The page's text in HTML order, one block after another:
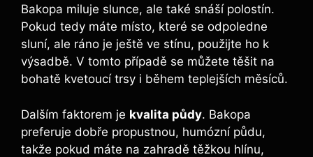
Bakopa miluje slunce, ale také snáší polostín.
Pokud tedy máte místo, které se odpoledne
sluní, ale ráno je ještě ve stínu, použijte ho k
výsadbě. V tomto případě se můžete těšit na
bohatě kvetoucí trsy i během teplejších měsíců.
Dalším faktorem je kvalita půdy. Bakopa
preferuje dobře propustnou, humózní půdu,
takže pokud máte na zahradě těžkou hlínu,